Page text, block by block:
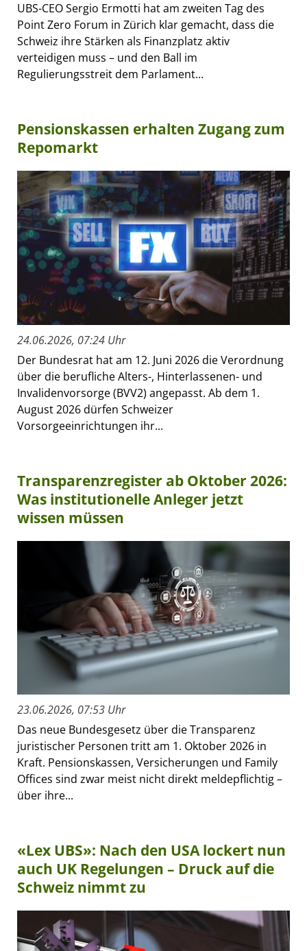
UBS-CEO Sergio Ermotti hat am zweiten Tag des
Point Zero Forum in Zürich klar gemacht, dass die
Schweiz ihre Stärken als Finanzplatz aktiv
verteidigen muss – und den Ball im
Regulierungsstreit dem Parlament...
Pensionskassen erhalten Zugang zum
Repomarkt
24.06.2026, 07:24 Uhr
Der Bundesrat hat am 12. Juni 2026 die Verordnung
über die berufliche Alters-, Hinterlassenen- und
Invalidenvorsorge (BVV2) angepasst. Ab dem 1.
August 2026 dürfen Schweizer
Vorsorgeeinrichtungen ihr...
Transparenzregister ab Oktober 2026:
Was institutionelle Anleger jetzt
wissen müssen
23.06.2026, 07:53 Uhr
Das neue Bundesgesetz über die Transparenz
juristischer Personen tritt am 1. Oktober 2026 in
Kraft. Pensionskassen, Versicherungen und Family
Offices sind zwar meist nicht direkt meldepflichtig –
über ihre...
«Lex UBS»: Nach den USA lockert nun
auch UK Regelungen – Druck auf die
Schweiz nimmt zu